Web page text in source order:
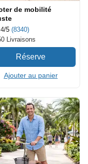
de mobilité
/5 (8340)
Livraisons
Ajouter au panier